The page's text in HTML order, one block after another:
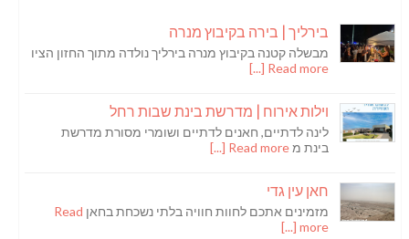
בירליך | בירה בקיבוץ מנרה
מבשלה קטנה בקיבוץ מנרה בירליך נולדה מתוך החזון הציו
Read more [...]
וילות אירוח | מדרשת בינת שבות רחל
לינה לדתיים, חאנים לדתיים ושומרי מסורת מדרשת
בינת מRead more [...]
חאן עין גדי
מזמינים אתכם לחוות חוויה בלתי נשכחת בחאן Read
more [...]